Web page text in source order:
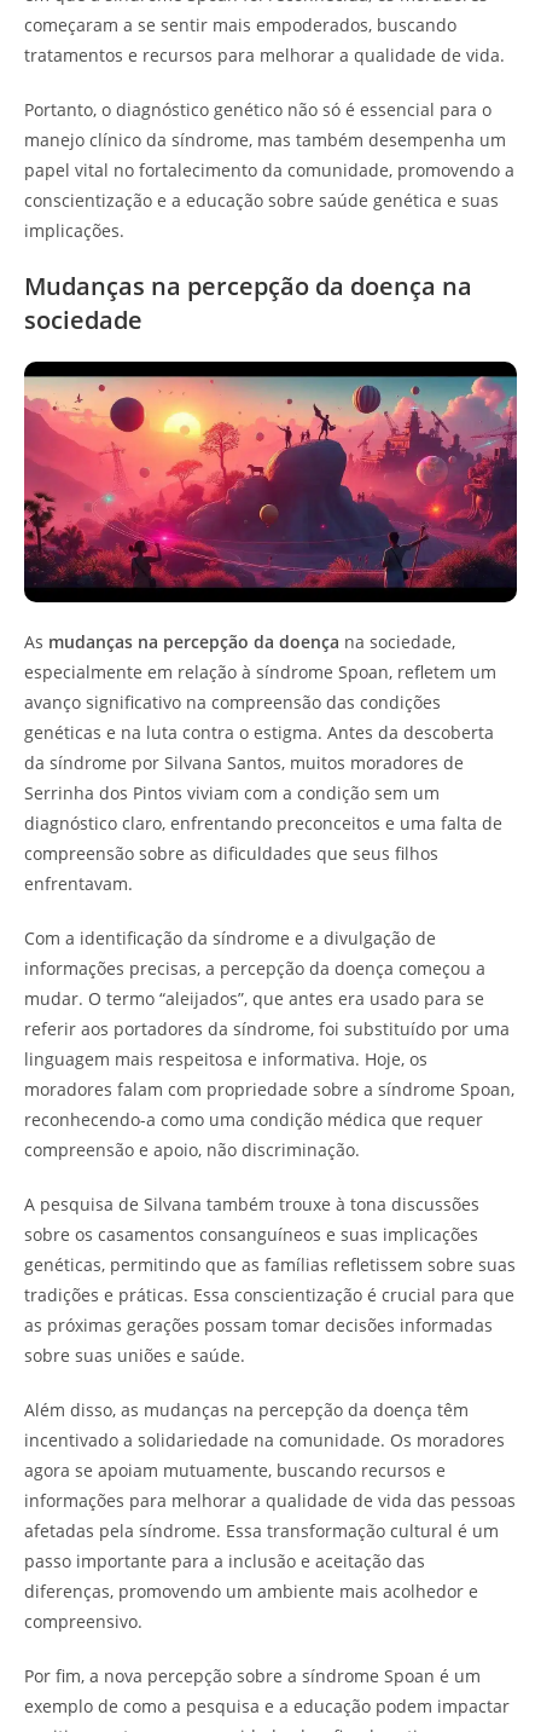
começaram a se sentir mais empoderados, buscando
tratamentos e recursos para melhorar a qualidade de vida.
Portanto, o diagnóstico genético não só é essencial para o
manejo clínico da síndrome, mas também desempenha um
papel vital no fortalecimento da comunidade, promovendo a
conscientização e a educação sobre saúde genética e suas
implicações.
Mudanças na percepção da doença na
sociedade
As mudanças na percepção da doença na sociedade,
especialmente em relação à síndrome Spoan, refletem um
avanço significativo na compreensão das condições
genéticas e na luta contra o estigma. Antes da descoberta
da síndrome por Silvana Santos, muitos moradores de
Serrinha dos Pintos viviam com a condição sem um
diagnóstico claro, enfrentando preconceitos e uma falta de
compreensão sobre as dificuldades que seus filhos
enfrentavam.
Com a identificação da síndrome e a divulgação de
informações precisas, a percepção da doença começou a
mudar. O termo “aleijados”, que antes era usado para se
referir aos portadores da síndrome, foi substituído por uma
linguagem mais respeitosa e informativa. Hoje, os
moradores falam com propriedade sobre a síndrome Spoan,
reconhecendo-a como uma condição médica que requer
compreensão e apoio, não discriminação.
A pesquisa de Silvana também trouxe à tona discussões
sobre os casamentos consanguíneos e suas implicações
genéticas, permitindo que as famílias refletissem sobre suas
tradições e práticas. Essa conscientização é crucial para que
as próximas gerações possam tomar decisões informadas
sobre suas uniões e saúde.
Além disso, as mudanças na percepção da doença têm
incentivado a solidariedade na comunidade. Os moradores
agora se apoiam mutuamente, buscando recursos e
informações para melhorar a qualidade de vida das pessoas
afetadas pela síndrome. Essa transformação cultural é um
passo importante para a inclusão e aceitação das
diferenças, promovendo um ambiente mais acolhedor e
compreensivo.
Por fim, a nova percepção sobre a síndrome Spoan é um
exemplo de como a pesquisa e a educação podem impactar